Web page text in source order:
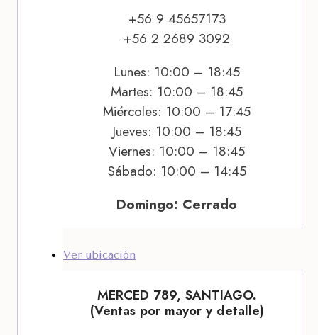
+56 9 45657173
+56 2 2689 3092
Lunes: 10:00 – 18:45
Martes: 10:00 – 18:45
Miércoles: 10:00 – 17:45
Jueves: 10:00 – 18:45
Viernes: 10:00 – 18:45
Sábado: 10:00 – 14:45
Domingo: Cerrado
Ver ubicación
MERCED 789, SANTIAGO.
(Ventas por mayor y detalle)